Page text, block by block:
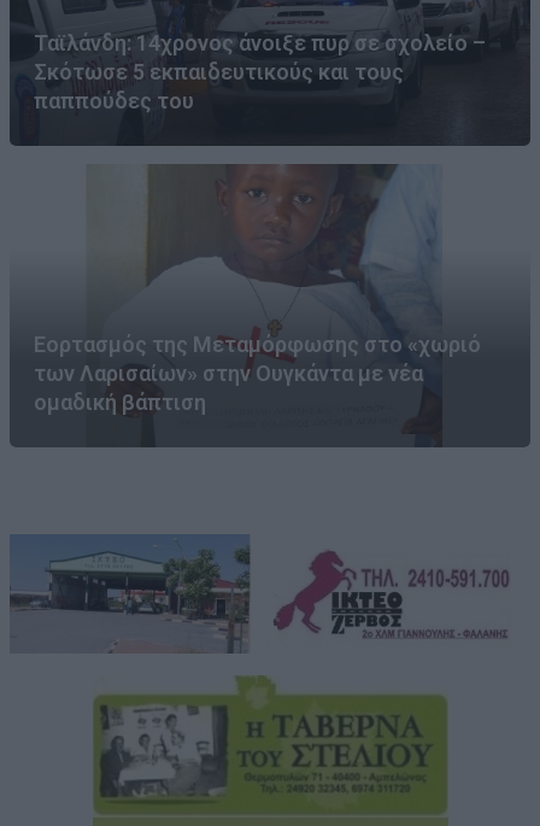
Ταϊλάνδη: 14χρονος άνοιξε πυρ σε σχολείο –
Σκότωσε 5 εκπαιδευτικούς και τους
παππούδες του
Εορτασμός της Μεταμόρφωσης στο «χωριό
των Λαρισαίων» στην Ουγκάντα με νέα
ομαδική βάπτιση